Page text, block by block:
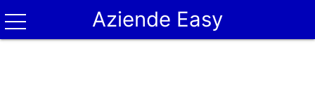
Aziende Easy